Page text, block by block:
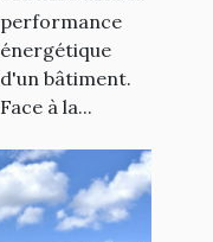
performance
énergétique
d'un bâtiment.
Face à la...